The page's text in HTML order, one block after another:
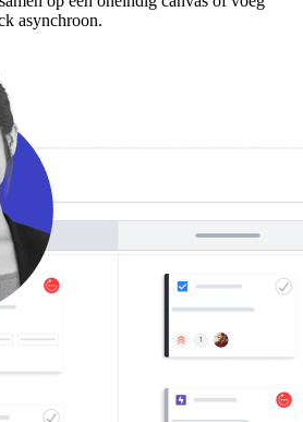
asynchroon.